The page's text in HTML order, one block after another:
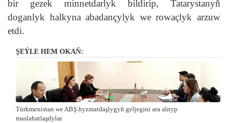
bir gezek minnetdarlyk bildirip, Tatarystanyň
doganlyk halkyna abadançylyk we rowaçlyk arzuw
etdi.
ŞEÝLE HEM OKAŇ:
Türkmenistan we ABŞ hyzmatdaşlygyň geljegini ara alnyp
maslahatlaşdylar